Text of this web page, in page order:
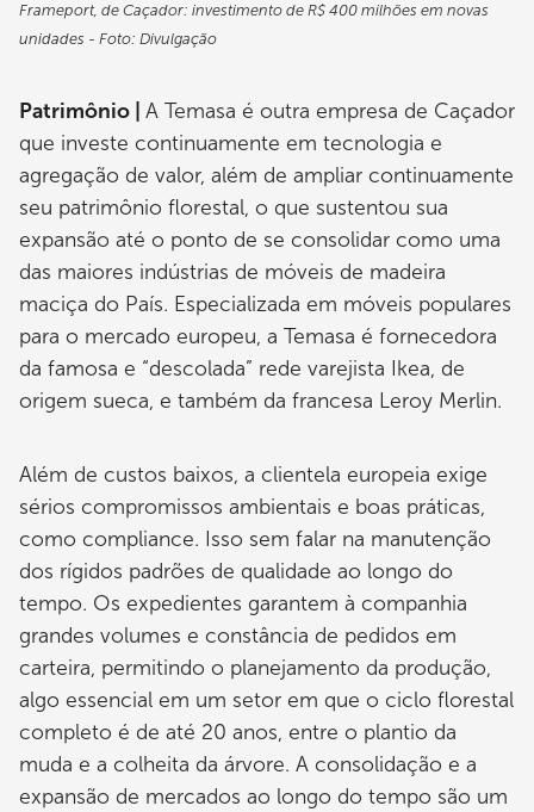
Frameport, de Caçador: investimento de R$ 400 milhões em novas
unidades - Foto: Divulgação
Patrimônio | A Temasa é outra empresa de Caçador
que investe continuamente em tecnologia e
agregação de valor, além de ampliar continuamente
seu patrimônio florestal, o que sustentou sua
expansão até o ponto de se consolidar como uma
das maiores indústrias de móveis de madeira
maciça do País. Especializada em móveis populares
para o mercado europeu, a Temasa é fornecedora
da famosa e “descolada” rede varejista Ikea, de
origem sueca, e também da francesa Leroy Merlin.
Além de custos baixos, a clientela europeia exige
sérios compromissos ambientais e boas práticas,
como compliance. Isso sem falar na manutenção
dos rígidos padrões de qualidade ao longo do
tempo. Os expedientes garantem à companhia
grandes volumes e constância de pedidos em
carteira, permitindo o planejamento da produção,
algo essencial em um setor em que o ciclo florestal
completo é de até 20 anos, entre o plantio da
muda e a colheita da árvore. A consolidação e a
expansão de mercados ao longo do tempo são um